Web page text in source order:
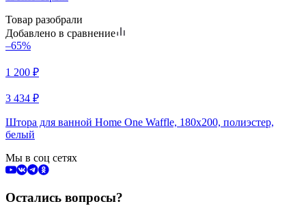
Товар разобрали
Добавлено в сравнение
–65%
1 200 ₽
3 434 ₽
Штора для ванной Home One Waffle, 180х200, полиэстер,
белый
Мы в соц сетях
Остались вопросы?